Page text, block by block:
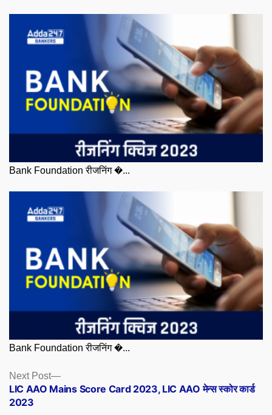
Bank Foundation रीजनिंग �...
Bank Foundation रीजनिंग �...
Posts
navigation
Next Post
Next
post:
LIC AAO Mains Score Card 2023, LIC AAO मेन्स स्कोर कार्ड
2023